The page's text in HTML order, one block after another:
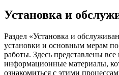
Установка и
Раздел «Установка и
установки и основным мерам
работы. Здесь представлены
информационные материалы,
ознакомиться с этими